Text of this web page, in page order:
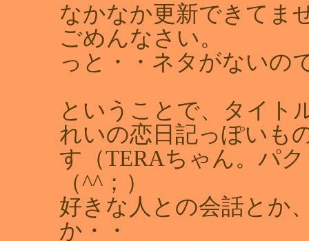
なかなか更新できてま
ごめんなさい。
っと・・ネタがないの
ということで、タイト
れいの恋日記っぽいも
す（TERAちゃん。パ
（^^；）
好きな人との会話とか
か・・